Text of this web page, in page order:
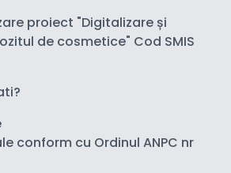
proiect "Digitalizare și
de cosmetice" Cod SMIS
conform cu Ordinul ANPC nr